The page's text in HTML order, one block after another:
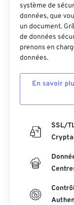
système de
données, que
un document.
de données
prenons en
données.
En savoir
SSL/